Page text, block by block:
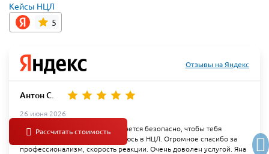
Кейсы НЦЛ
5
Отзывы на Яндекс
Антон С.
26 июня 2026
Когда хочется быстро, когда хочется безопасно, чтобы тебя
сопроводили от и до- я обращаюсь в НЦЛ. Огромное спасибо за
профессионализм, скорость реакции. Очень доволен услугой. Яна